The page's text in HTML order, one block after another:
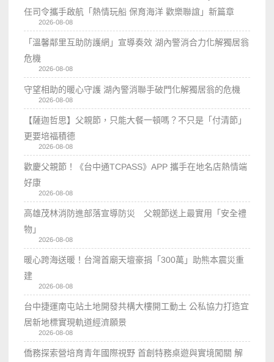
任司令攜手啟航「熱情玩船 保育海洋 歡樂聯誼」新篇章
2026-08-08
「溫馨鄰里互助防護網」宣導奏效 湖內警消合力化解獨居翁
危機
2026-08-08
守望相助的暖心守護 湖內警消聯手破門化解獨居翁的危機
2026-08-08
【薩迦哲思】父親節，只能大餐一頓嗎？不只是「付清節」
更要培福積德
2026-08-08
歡慶父親節！《台中通TCPASS》APP 攜手在地名店熱情端
好康
2026-08-08
高雄茂林消防進部落宣導防災 父親節送上最實用「安全禮
物」
2026-08-08
暖心跨海送暖！台灣首廟天壇豪捐「300萬」助熊本震災重
建
2026-08-08
台中捷運南屯站土地開發共構大樓開工動土 公私協力打造宜
居新地標實現軌道經濟願景
2026-08-08
僑務探索營培育青年國際視野 首創特務桌遊與實境闖關 解